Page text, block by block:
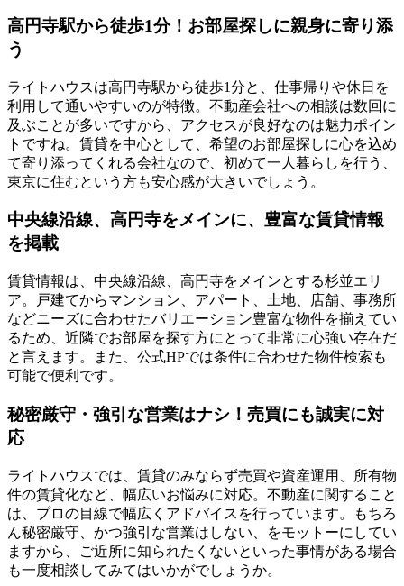
高円寺駅から徒歩1分！お部屋探しに親身に寄り添
う
ライトハウスは高円寺駅から徒歩1分と、 仕事帰りや休日を
利用して通いやすいのが特徴。不動産会社への相談は数回に
及ぶことが多いですから、アクセスが良好なのは魅力ポイン
トですね。賃貸を中心として、希望のお部屋探しに心を込め
て寄り添ってくれる会社なので、初めて一人暮らしを行う、
東京に住むという方も安心感が大きいでしょう。
中央線沿線、高円寺をメインに、豊富な賃貸情報
を掲載
賃貸情報は、中央線沿線、高円寺をメインとする杉並エリ
ア。戸建てからマンション、アパート、土地、店舗、事務所
などニーズに合わせたバリエーション豊富な物件を揃えてい
るため、近隣でお部屋を探す方にとって非常に心強い存在だ
と言えます。また、公式HPでは条件に合わせた物件検索も
可能で便利です。
秘密厳守・強引な営業はナシ！売買にも誠実に対
応
ライトハウスでは、賃貸のみならず売買や資産運用、所有物
件の賃貸化など、幅広いお悩みに対応。不動産に関すること
は、プロの目線で幅広くアドバイスを行っています。もちろ
ん秘密厳守、かつ強引な営業はしない、をモットーにしてい
ますから、ご近所に知られたくないといった事情がある場合
も一度相談してみてはいかがでしょうか。